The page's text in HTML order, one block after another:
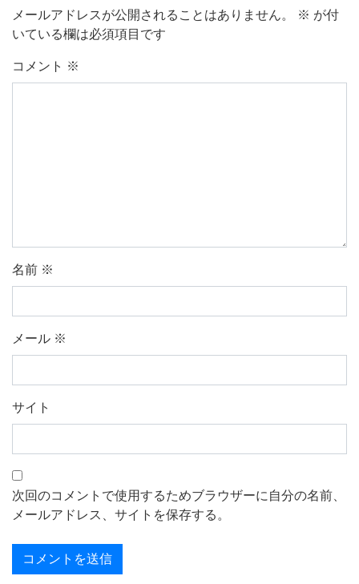
メールアドレスが公開されることはありません。 ※ が付
いている欄は必須項目です
コメント ※
名前 ※
メール ※
サイト
次回のコメントで使用するためブラウザーに自分の名前、
メールアドレス、サイトを保存する。